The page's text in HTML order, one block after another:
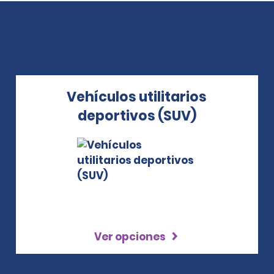
Vehículos utilitarios
deportivos (SUV)
Ver opciones